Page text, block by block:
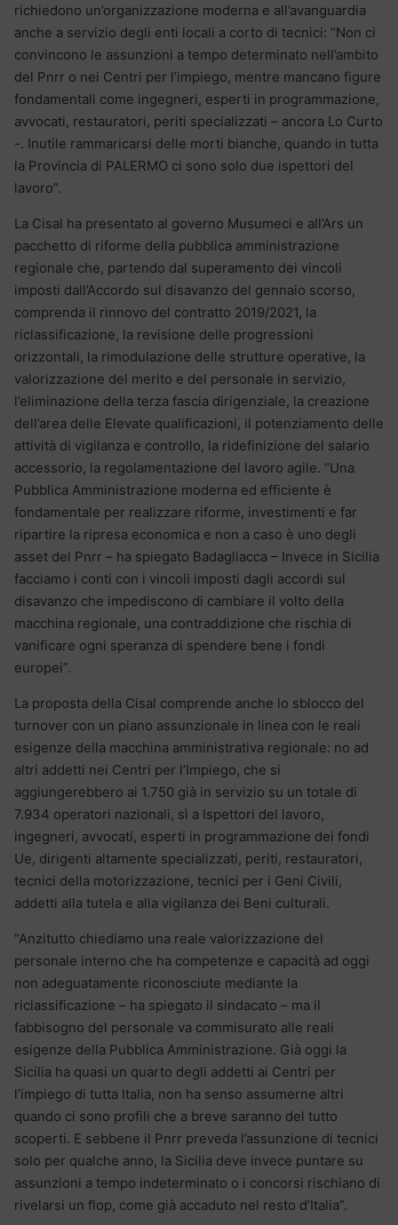
richiedono un’organizzazione moderna e all’avanguardia
anche a servizio degli enti locali a corto di tecnici: “Non ci
convincono le assunzioni a tempo determinato nell’ambito
del Pnrr o nei Centri per l’impiego, mentre mancano figure
fondamentali come ingegneri, esperti in programmazione,
avvocati, restauratori, periti specializzati – ancora Lo Curto
-. Inutile rammaricarsi delle morti bianche, quando in tutta
la Provincia di PALERMO ci sono solo due ispettori del
lavoro”.
La Cisal ha presentato al governo Musumeci e all’Ars un
pacchetto di riforme della pubblica amministrazione
regionale che, partendo dal superamento dei vincoli
imposti dall’Accordo sul disavanzo del gennaio scorso,
comprenda il rinnovo del contratto 2019/2021, la
riclassificazione, la revisione delle progressioni
orizzontali, la rimodulazione delle strutture operative, la
valorizzazione del merito e del personale in servizio,
l’eliminazione della terza fascia dirigenziale, la creazione
dell’area delle Elevate qualificazioni, il potenziamento delle
attività di vigilanza e controllo, la ridefinizione del salario
accessorio, la regolamentazione del lavoro agile. “Una
Pubblica Amministrazione moderna ed efficiente è
fondamentale per realizzare riforme, investimenti e far
ripartire la ripresa economica e non a caso è uno degli
asset del Pnrr – ha spiegato Badagliacca – Invece in Sicilia
facciamo i conti con i vincoli imposti dagli accordi sul
disavanzo che impediscono di cambiare il volto della
macchina regionale, una contraddizione che rischia di
vanificare ogni speranza di spendere bene i fondi
europei”.
La proposta della Cisal comprende anche lo sblocco del
turnover con un piano assunzionale in linea con le reali
esigenze della macchina amministrativa regionale: no ad
altri addetti nei Centri per l’Impiego, che si
aggiungerebbero ai 1.750 già in servizio su un totale di
7.934 operatori nazionali, sì a Ispettori del lavoro,
ingegneri, avvocati, esperti in programmazione dei fondi
Ue, dirigenti altamente specializzati, periti, restauratori,
tecnici della motorizzazione, tecnici per i Geni Civili,
addetti alla tutela e alla vigilanza dei Beni culturali.
“Anzitutto chiediamo una reale valorizzazione del
personale interno che ha competenze e capacità ad oggi
non adeguatamente riconosciute mediante la
riclassificazione – ha spiegato il sindacato – ma il
fabbisogno del personale va commisurato alle reali
esigenze della Pubblica Amministrazione. Già oggi la
Sicilia ha quasi un quarto degli addetti ai Centri per
l’impiego di tutta Italia, non ha senso assumerne altri
quando ci sono profili che a breve saranno del tutto
scoperti. E sebbene il Pnrr preveda l’assunzione di tecnici
solo per qualche anno, la Sicilia deve invece puntare su
assunzioni a tempo indeterminato o i concorsi rischiano di
rivelarsi un flop, come già accaduto nel resto d’Italia”.